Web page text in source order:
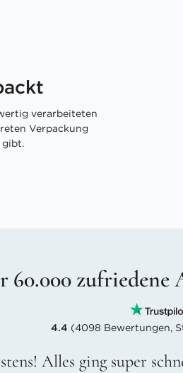
verarbeiteten
Verpackung
gibt.
60.000
4.4 (4098 Bewertungen,
Alles ging super